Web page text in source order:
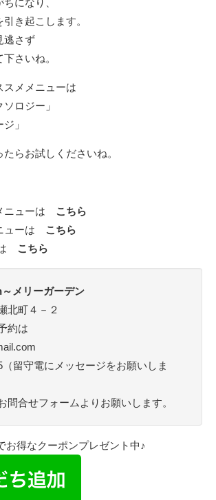
き起こします。
逃さず
さいね。
スメメニューは
ロジー」
」
らお試しくださいね。
ニューは こちら
ューは こちら
こちら
メリーガーデン
北町４－２
約は
（留守電にメッセージをお願いしま
問合せフォームよりお願いします。
お得なクーポンプレゼント中♪